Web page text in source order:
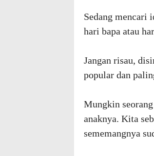
Sedang mencari
hari bapa atau
Jangan risau,
popular dan
Mungkin
anaknya. Kita
sememangnya